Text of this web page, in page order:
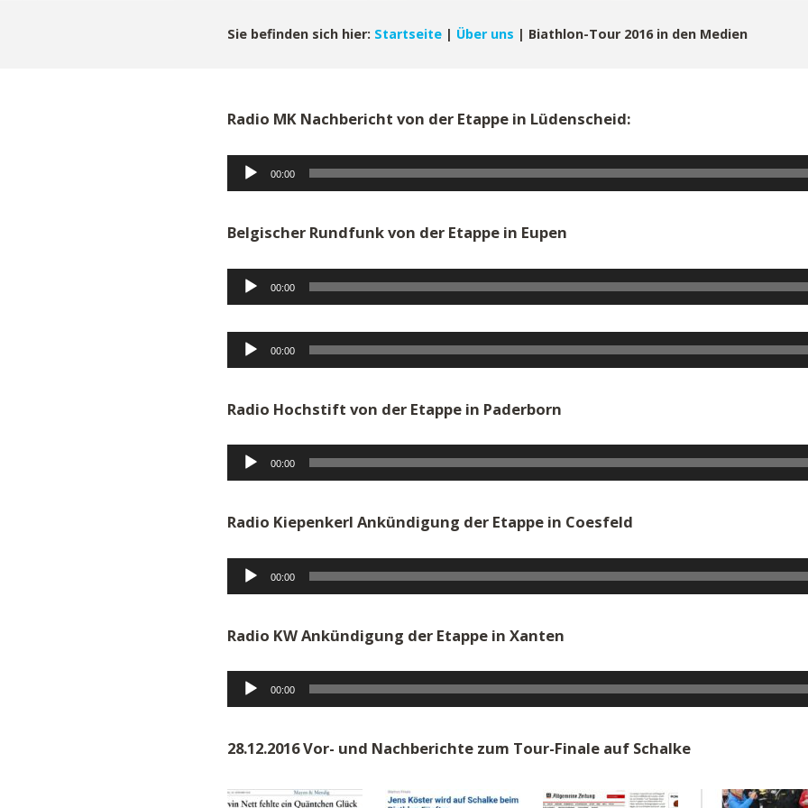
Sie befinden sich hier: Startseite | Über uns | Biathlon-Tour 2016 in den Medien
Radio MK Nachbericht von der Etappe in Lüdenscheid:
Audio-
Player
00:00
Belgischer Rundfunk von der Etappe in Eupen
Audio-
Player
00:00
Audio-
Player
00:00
Radio Hochstift von der Etappe in Paderborn
Audio-
Player
00:00
Radio Kiepenkerl Ankündigung der Etappe in Coesfeld
Audio-
Player
00:00
Radio KW Ankündigung der Etappe in Xanten
Audio-
Player
00:00
28.12.2016 Vor- und Nachberichte zum Tour-Finale auf Schalke